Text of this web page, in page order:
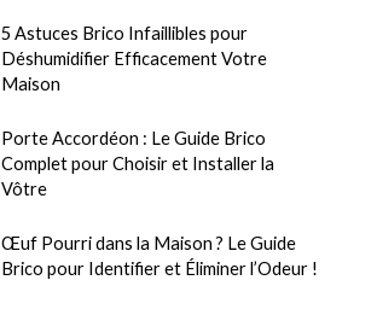
5 Astuces Brico Infaillibles pour
Déshumidifier Efficacement Votre
Maison
Porte Accordéon : Le Guide Brico
Complet pour Choisir et Installer la
Vôtre
Œuf Pourri dans la Maison ? Le Guide
Brico pour Identifier et Éliminer l’Odeur !